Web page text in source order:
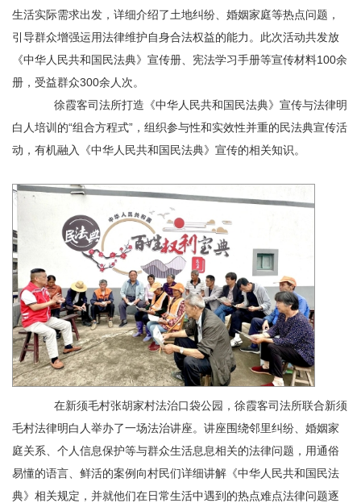
生活实际需求出发，详细介绍了土地纠纷、婚姻家庭等热点问题，
引导群众增强运用法律维护自身合法权益的能力。此次活动共发放
《中华人民共和国民法典》宣传册、宪法学习手册等宣传材料100余
册，受益群众300余人次。
徐霞客司法所打造《中华人民共和国民法典》宣传与法律明
白人培训的“组合方程式”，组织参与性和实效性并重的民法典宣传活
动，有机融入《中华人民共和国民法典》宣传的相关知识。
在新须毛村张胡家村法治口袋公园，徐霞客司法所联合新须
毛村法律明白人举办了一场法治讲座。讲座围绕邻里纠纷、婚姻家
庭关系、个人信息保护等与群众生活息息相关的法律问题，用通俗
易懂的语言、鲜活的案例向村民们详细讲解《中华人民共和国民法
典》相关规定，并就他们在日常生活中遇到的热点难点法律问题逐